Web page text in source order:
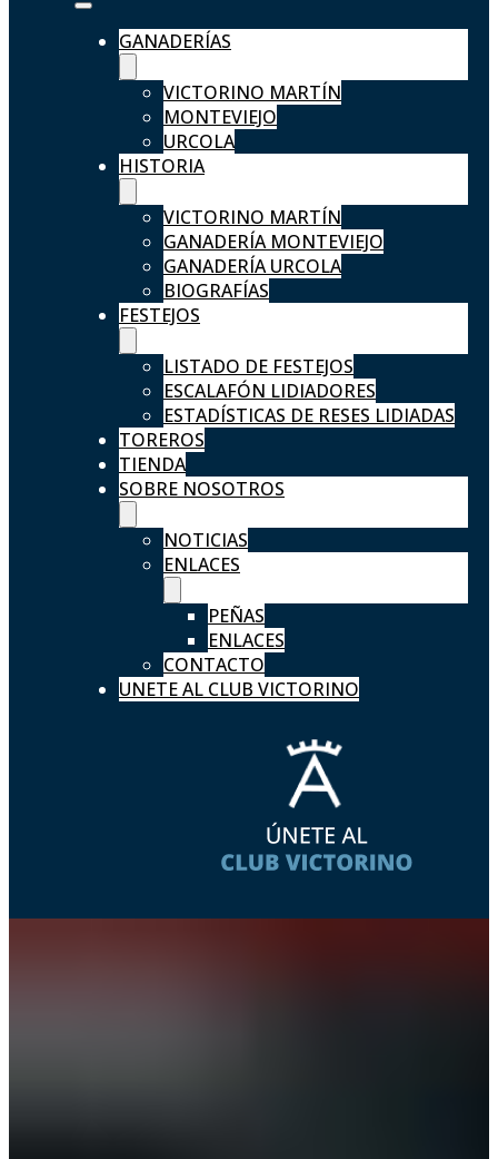
GANADERÍAS
VICTORINO MARTÍN
MONTEVIEJO
URCOLA
HISTORIA
VICTORINO MARTÍN
GANADERÍA MONTEVIEJO
GANADERÍA URCOLA
BIOGRAFÍAS
FESTEJOS
LISTADO DE FESTEJOS
ESCALAFÓN LIDIADORES
ESTADÍSTICAS DE RESES LIDIADAS
TOREROS
TIENDA
SOBRE NOSOTROS
NOTICIAS
ENLACES
PEÑAS
ENLACES
CONTACTO
UNETE AL CLUB VICTORINO